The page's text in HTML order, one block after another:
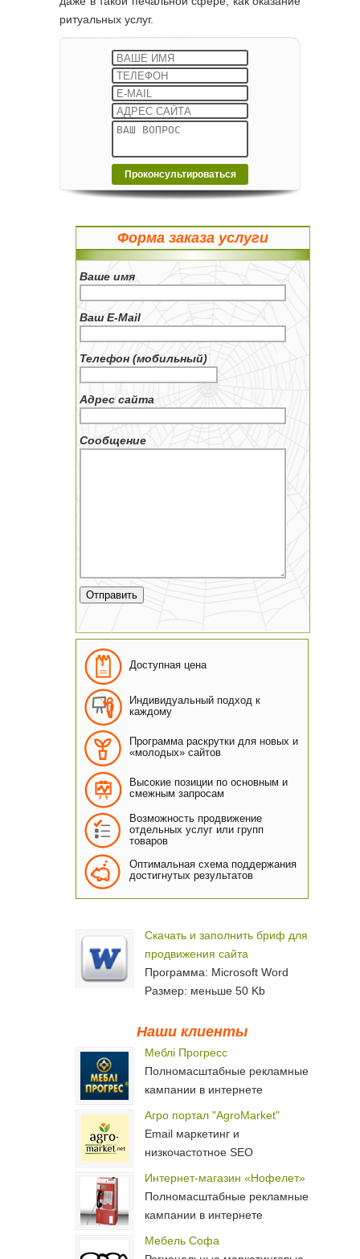
ритуальных услуг.
Форма заказа услуги
Ваше имя
Ваш E-Mail
Телефон (мобильный)
Адрес сайта
Сообщение
Доступная цена
Индивидуальный подход к
каждому
Программа раскрутки для новых и
«молодых» сайтов
Высокие позиции по основным и
смежным запросам
Возможность продвижение
отдельных услуг или групп
товаров
Оптимальная схема поддержания
достигнутых результатов
Скачать и заполнить бриф для
продвижения сайта
Программа: Microsoft Word
Размер: меньше 50 Kb
Наши клиенты
Меблі Прогресс
Полномасштабные рекламные
кампании в интернете
Агро портал "AgroMarket"
Email маркетинг и
низкочастотное SEO
Интернет-магазин «Нофелет»
Полномасштабные рекламные
кампании в интернете
Мебель Софа